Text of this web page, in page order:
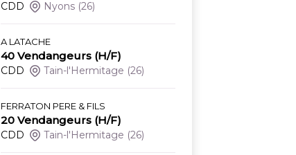
CDD Nyons (26)
A LATACHE
40 Vendangeurs (H/F)
CDD Tain-l'Hermitage (26)
FERRATON PERE & FILS
20 Vendangeurs (H/F)
CDD Tain-l'Hermitage (26)